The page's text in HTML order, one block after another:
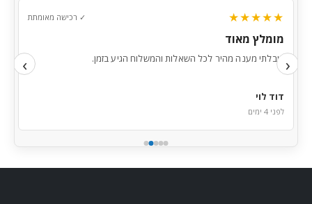
‹
★★★★★ ✓ רכישה מאומתת
מומלץ מאוד
קיבלתי מענה מהיר לכל השאלות והמשלוח הגיע בזמן.
דוד לוי
לפני 4 ימים
›